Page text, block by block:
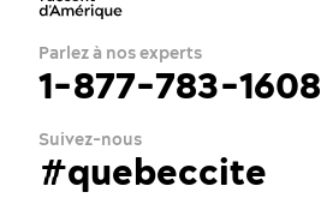
Parlez à nos experts
1-877-783-1608
Suivez-nous
#quebeccite